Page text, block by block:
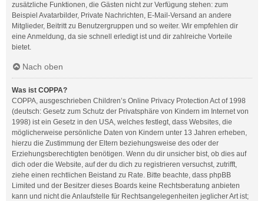
zusätzliche Funktionen, die Gästen nicht zur Verfügung stehen: zum
Beispiel Avatarbilder, Private Nachrichten, E-Mail-Versand an andere
Mitglieder, Beitritt zu Benutzergruppen und so weiter. Wir empfehlen dir
eine Anmeldung, da sie schnell erledigt ist und dir zahlreiche Vorteile
bietet.
Nach oben
Was ist COPPA?
COPPA, ausgeschrieben Children’s Online Privacy Protection Act of 1998
(deutsch: Gesetz zum Schutz der Privatsphäre von Kindern im Internet von
1998) ist ein Gesetz in den USA, welches festlegt, dass Websites, die
möglicherweise persönliche Daten von Kindern unter 13 Jahren erheben,
hierzu die Zustimmung der Eltern beziehungsweise des oder der
Erziehungsberechtigten benötigen. Wenn du dir unsicher bist, ob dies auf
dich oder die Website, auf der du dich zu registrieren versuchst, zutrifft,
ziehe einen rechtlichen Beistand zu Rate. Bitte beachte, dass phpBB
Limited und der Besitzer dieses Boards keine Rechtsberatung anbieten
kann und nicht die Anlaufstelle für Rechtsangelegenheiten jeglicher Art ist;